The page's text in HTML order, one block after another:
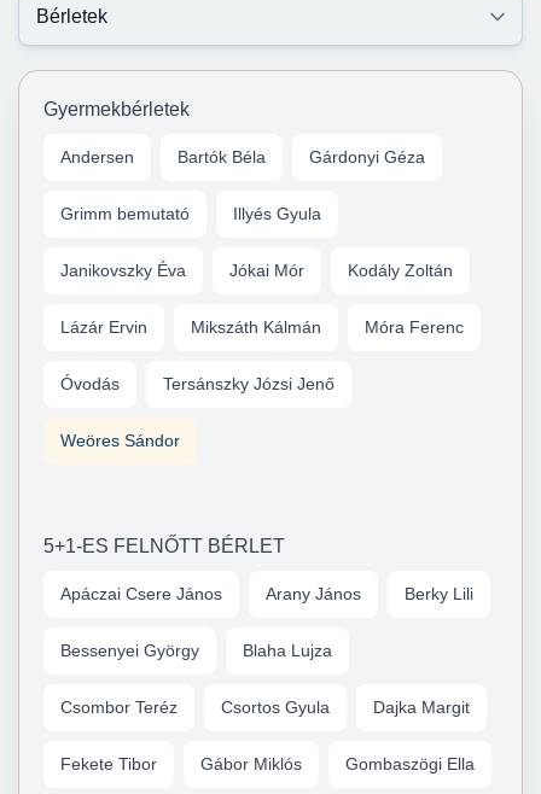
Gyermekbérletek
Andersen Bartók Béla Gárdonyi Géza
Grimm bemutató Illyés Gyula
Janikovszky Éva Jókai Mór Kodály Zoltán
Lázár Ervin Mikszáth Kálmán Móra Ferenc
Óvodás Tersánszky Józsi Jenő
Weöres Sándor
5+1-ES FELNŐTT BÉRLET
Apáczai Csere János Arany János Berky Lili
Bessenyei György Blaha Lujza
Csombor Teréz Csortos Gyula Dajka Margit
Fekete Tibor Gábor Miklós Gombaszögi Ella